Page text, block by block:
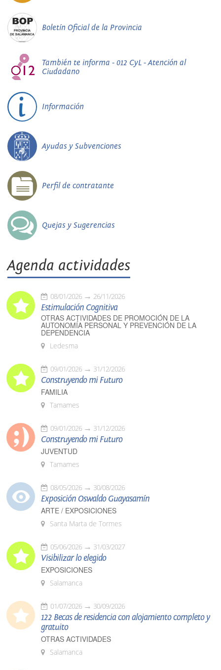
Boletín Oficial de la Provincia
También te informa - 012 CyL - Atención al
Ciudadano
Información
Ayudas y Subvenciones
Perfil de contratante
Quejas y Sugerencias
Agenda actividades
08/01/2026 26/11/2026
Estimulación Cognitiva
OTRAS ACTIVIDADES DE PROMOCIÓN DE LA
AUTONOMÍA PERSONAL Y PREVENCIÓN DE LA
DEPENDENCIA
Ledesma
09/01/2026 31/12/2026
Construyendo mi Futuro
FAMILIA
Tamames
09/01/2026 31/12/2026
Construyendo mi Futuro
JUVENTUD
Tamames
08/05/2026 30/08/2026
Exposición Oswaldo Guayasamín
ARTE / EXPOSICIONES
Santa Marta de Tormes
05/06/2026 31/03/2027
Visibilizar lo elegido
EXPOSICIONES
Salamanca
01/07/2026 30/09/2026
122 Becas de residencia con alojamiento completo y
gratuito
OTRAS ACTIVIDADES
Salamanca